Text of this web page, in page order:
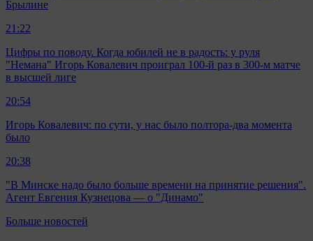
Брылине
21:22
Цифры по поводу. Когда юбилей не в радость: у руля
"Немана" Игорь Ковалевич проиграл 100-й раз в 300-м матче
в высшей лиге
20:54
Игорь Ковалевич: по сути, у нас было полтора-два момента
было
20:38
"В Минске надо было больше времени на принятие решения".
Агент Евгения Кузнецова — о "Динамо"
Больше новостей